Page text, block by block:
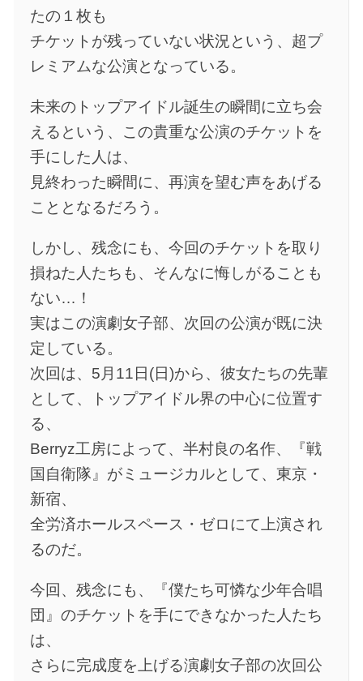
たの１枚も
チケットが残っていない状況という、超プ
レミアムな公演となっている。
未来のトップアイドル誕生の瞬間に立ち会
えるという、この貴重な公演のチケットを
手にした人は、
見終わった瞬間に、再演を望む声をあげる
こととなるだろう。
しかし、残念にも、今回のチケットを取り
損ねた人たちも、そんなに悔しがることも
ない…！
実はこの演劇女子部、次回の公演が既に決
定している。
次回は、5月11日(日)から、彼女たちの先輩
として、トップアイドル界の中心に位置す
る、
Berryz工房によって、半村良の名作、『戦
国自衛隊』がミュージカルとして、東京・
新宿、
全労済ホールスペース・ゼロにて上演され
るのだ。
今回、残念にも、『僕たち可憐な少年合唱
団』のチケットを手にできなかった人たち
は、
さらに完成度を上げる演劇女子部の次回公